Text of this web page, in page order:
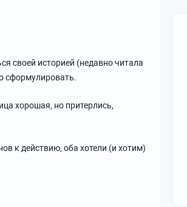
своей историей (недавно читала
сформулировать.
хорошая, но притерлись,
к действию, оба хотели (и хотим)